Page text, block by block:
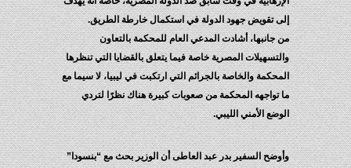
إلى تقويض جهود الدولة في استكمال خارطة الطريق.
من جانبها، أشادت المدعي العام للمحكمة بالتعاون
والتسهيلات المصرية خاصة فيما يتعلق بالقضايا التي تنظرها
المحكمة والخاصة بالجرائم التي ارتكبت في ليبيا، لا سيما مع
ما تواجهه المحكمة من صعوبات كبيرة هناك نظرًا لتردي
الوضع الأمني الليبي.
وأوضح السفير بدر عبد العاطى أن الوزير بحث مع “بنسودا”